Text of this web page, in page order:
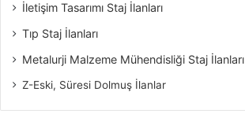
İletişim Tasarımı Staj İlanları
Tıp Staj İlanları
Metalurji Malzeme Mühendisliği Staj İlanları
Z-Eski, Süresi Dolmuş İlanlar